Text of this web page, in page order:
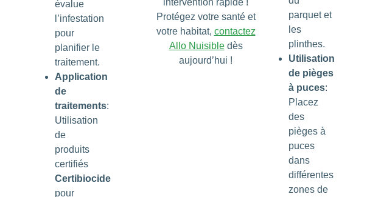
évalue
l’infestation
pour
planifier le
traitement.
Application
de
traitements:
Utilisation
de
produits
certifiés
Certibiocide
pour
intervention rapide !
Protégez votre santé et
votre habitat, contactez
Allo Nuisibledès
aujourd’hui !
parquet et
les
plinthes.
Utilisation
de pièges
à puces:
Placez
des
pièges à
puces
dans
différentes
zones de